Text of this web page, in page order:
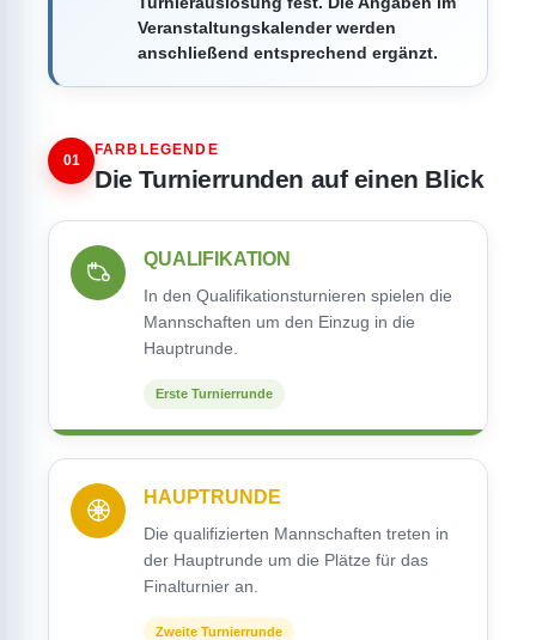
Veranstaltungskalender werden
anschließend entsprechend ergänzt.
01
FARBLEGENDE
Die Turnierrunden auf einen Blick
QUALIFIKATION
In den Qualifikationsturnieren spielen die
Mannschaften um den Einzug in die
Hauptrunde.
Erste Turnierrunde
HAUPTRUNDE
Die qualifizierten Mannschaften treten in
der Hauptrunde um die Plätze für das
Finalturnier an.
Zweite Turnierrunde